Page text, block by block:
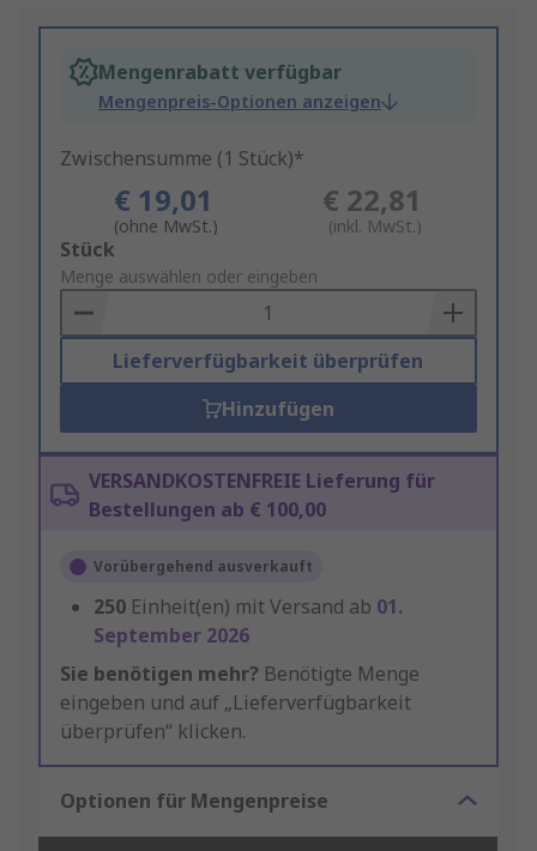
Mengenrabatt verfügbar
Mengenpreis-Optionen anzeigen
Zwischensumme (1 Stück)*
€ 19,01
(ohne MwSt.)
€ 22,81
(inkl. MwSt.)
Add
to
Basket
Stück
Menge auswählen oder eingeben
Lieferverfügbarkeit überprüfen
Hinzufügen
VERSANDKOSTENFREIE Lieferung für
Bestellungen ab € 100,00
Vorübergehend ausverkauft
250 Einheit(en) mit Versand ab 01.
September 2026
Sie benötigen mehr? Benötigte Menge
eingeben und auf „Lieferverfügbarkeit
überprüfen“ klicken.
Optionen für Mengenpreise